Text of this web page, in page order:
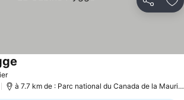
Partager
à 7.7 km de : Parc national du Canada de la Mauricie